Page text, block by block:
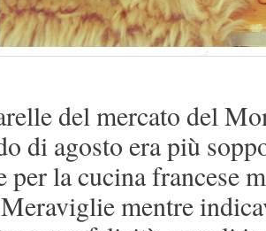
del mercato del
di agosto era più
per la cucina francese
mentre